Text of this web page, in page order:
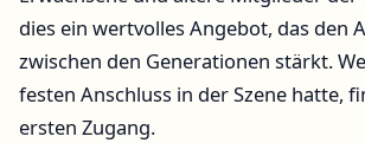
dies ein wertvolles Angebot, das den
zwischen den Generationen stärkt.
festen Anschluss in der Szene hatte,
ersten Zugang.